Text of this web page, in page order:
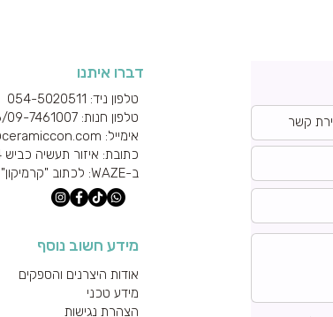
דברו איתנו
טלפון ניד: 054-5020511
טלפון חנות: 09-7461006/09-7461007
אימייל: info@ceramiccon.com
כתובת: איזור תעשיה כביש 444 בין כפ"ס לכוכב יאיר
ב-WAZE: לכתוב "קרמיקון"
מידע חשוב נוסף
אודות היצרנים והספקים
מידע טכני
הצהרת נגישות